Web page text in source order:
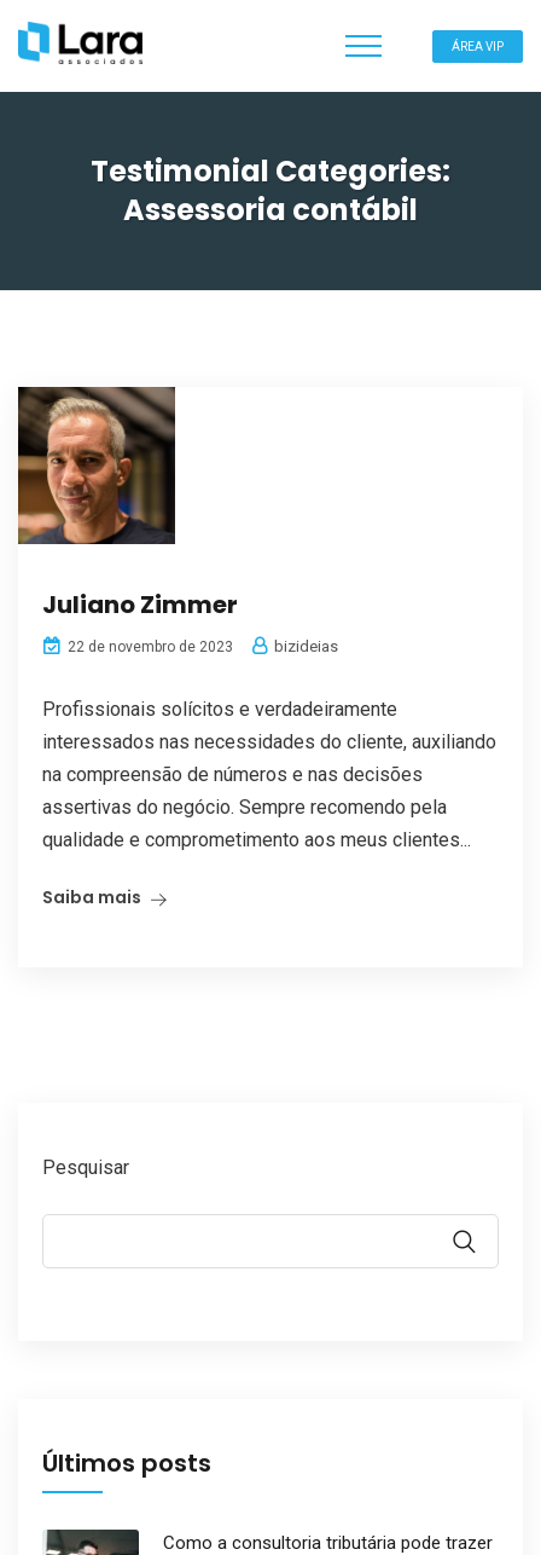
ÁREA VIP
Testimonial Categories:
Assessoria contábil
Juliano Zimmer
22 de novembro de 2023 bizideias
Profissionais solícitos e verdadeiramente
interessados nas necessidades do cliente, auxiliando
na compreensão de números e nas decisões
assertivas do negócio. Sempre recomendo pela
qualidade e comprometimento aos meus clientes...
Saiba mais
Pesquisar
Últimos posts
Como a consultoria tributária pode trazer